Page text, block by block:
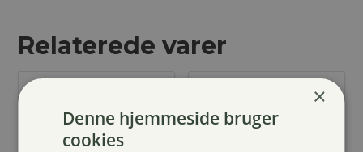
Relaterede varer
×
Denne hjemmeside bruger
cookies